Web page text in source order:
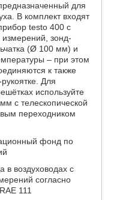
для
В комплект входят
testo 400 с
зонд-
(Ø 100 мм) и
– при этом
к также
Для
используйте
с телескопической
переходником
фонд по
в воздуховодах с
согласно
111